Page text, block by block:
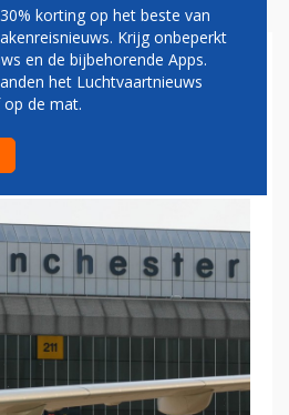
OM
korting op het beste van
Krijg onbeperkt
en de bijbehorende Apps.
het Luchtvaartnieuws
de mat.